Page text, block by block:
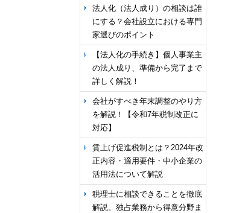
法人化（法人成り）の相談は誰
にする？会社設立における専門
家選びのポイント
【法人化の手続き】個人事業主
の法人成り、準備から完了まで
詳しく解説！
会社がすべき年末調整のやり方
を解説！【令和7年税制改正に
対応】
賃上げ促進税制とは？2024年改
正内容・適用要件・中小企業の
活用法について解説
税理士に相談できることを徹底
解説。独占業務から得意分野ま